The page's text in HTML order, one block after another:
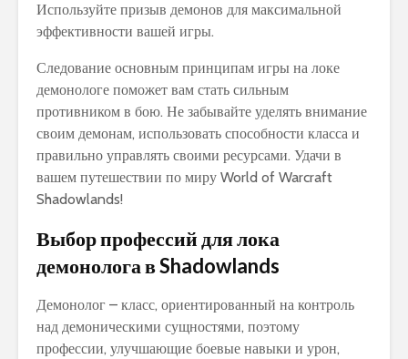
Используйте призыв демонов для максимальной
эффективности вашей игры.
Следование основным принципам игры на локе
демонологе поможет вам стать сильным
противником в бою. Не забывайте уделять внимание
своим демонам, использовать способности класса и
правильно управлять своими ресурсами. Удачи в
вашем путешествии по миру World of Warcraft
Shadowlands!
Выбор профессий для лока
демонолога в Shadowlands
Демонолог – класс, ориентированный на контроль
над демоническими сущностями, поэтому
профессии, улучшающие боевые навыки и урон,